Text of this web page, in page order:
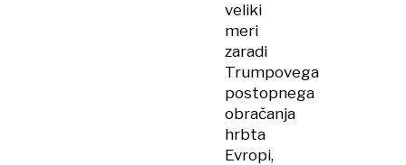
veliki
meri
zaradi
Trumpovega
postopnega
obračanja
hrbta
Evropi,